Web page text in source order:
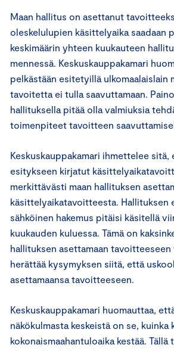
Maan hallitus on asettanut
oleskelulupien käsittelyaika saadaan
keskimäärin yhteen kuukauteen
mennessä. Keskuskauppakamari
pelkästään esitetyillä ulkomaalaislain
tavoitetta ei tulla saavuttamaan.
hallituksella pitää olla valmiuksia
toimenpiteet tavoitteen
Keskuskauppakamari ihmettelee sitä,
esitykseen kirjatut
merkittävästi maan hallituksen
käsittelyaikatavoitteesta. Hallituksen
sähköinen hakemus pitäisi käsitellä
kuukauden kuluessa. Tämä on
hallituksen asettamaan tavoitteeseen
herättää kysymyksen siitä, että
asettamaansa tavoitteeseen.
Keskuskauppakamari huomauttaa,
näkökulmasta keskeistä on se, kuinka
kokonaismaahantuloaika kestää.